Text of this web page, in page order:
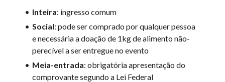
Inteira: ingresso comum
Social: pode ser comprado por qualquer pessoa
enecessária a doação de 1kg de alimento não-
perecível a ser entregue no evento
Meia-entrada: obrigatória apresentação do
comprovante segundo a Lei Federal